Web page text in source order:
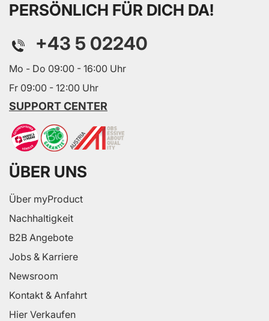
PERSÖNLICH FÜR DICH DA!
+43 5 02240
Mo - Do 09:00 - 16:00 Uhr
Fr 09:00 - 12:00 Uhr
SUPPORT CENTER
ÜBER UNS
Über myProduct
Nachhaltigkeit
B2B Angebote
Jobs & Karriere
Newsroom
Kontakt & Anfahrt
Hier Verkaufen